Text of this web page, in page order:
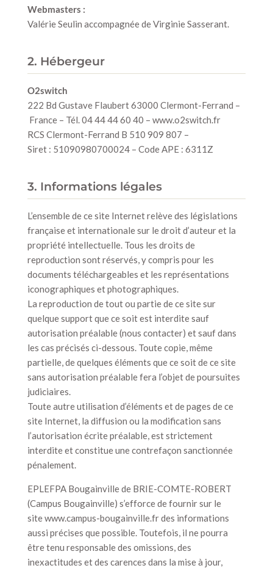
Webmasters :
Valérie Seulin accompagnée de Virginie Sasserant.
2. Hébergeur
O2switch
222 Bd Gustave Flaubert 63000 Clermont-Ferrand –
France – Tél. 04 44 44 60 40 – www.o2switch.fr
RCS Clermont-Ferrand B 510 909 807 –
Siret : 51090980700024 – Code APE : 6311Z
3. Informations légales
L’ensemble de ce site Internet relève des législations
française et internationale sur le droit d’auteur et la
propriété intellectuelle. Tous les droits de
reproduction sont réservés, y compris pour les
documents téléchargeables et les représentations
iconographiques et photographiques.
La reproduction de tout ou partie de ce site sur
quelque support que ce soit est interdite sauf
autorisation préalable (nous contacter) et sauf dans
les cas précisés ci-dessous. Toute copie, même
partielle, de quelques éléments que ce soit de ce site
sans autorisation préalable fera l’objet de poursuites
judiciaires.
Toute autre utilisation d’éléments et de pages de ce
site Internet, la diffusion ou la modification sans
l’autorisation écrite préalable, est strictement
interdite et constitue une contrefaçon sanctionnée
pénalement.
EPLEFPA Bougainville de BRIE-COMTE-ROBERT
(Campus Bougainville) s’efforce de fournir sur le
site www.campus-bougainville.fr des informations
aussi précises que possible. Toutefois, il ne pourra
être tenu responsable des omissions, des
inexactitudes et des carences dans la mise à jour,